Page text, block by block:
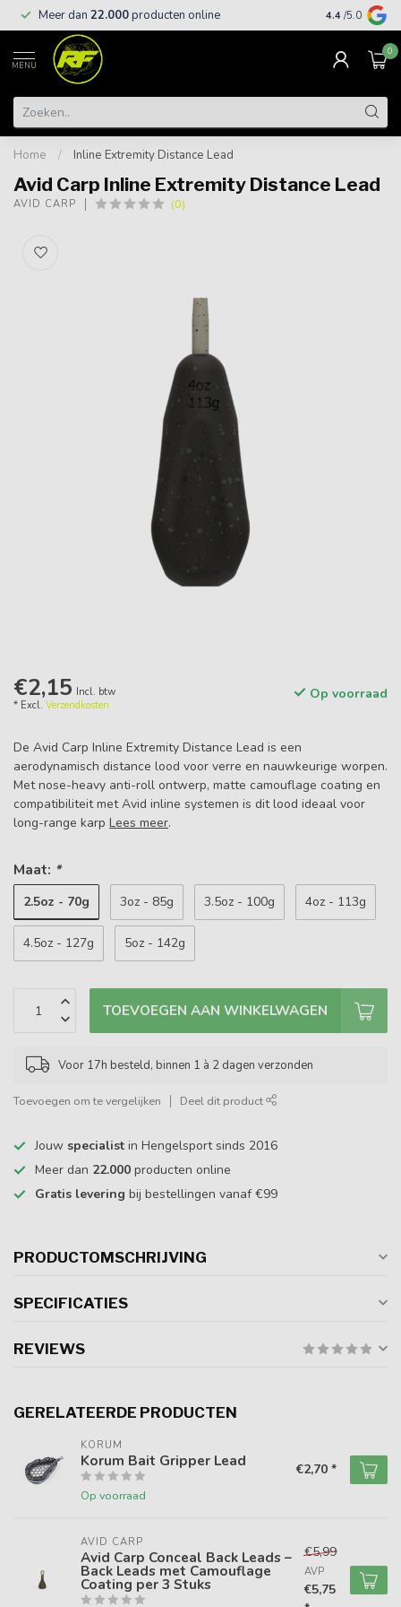
Meer dan 22.000producten online Gratis
4.4 /5.0
MENU
0
Home / Inline Extremity Distance Lead
Avid Carp Inline Extremity Distance Lead
AVID CARP (0)
€2,15 Incl. btw
* Excl. Verzendkosten
Op voorraad
De Avid Carp Inline Extremity Distance Lead is een
aerodynamisch distance lood voor verre en nauwkeurige worpen.
Met nose-heavy anti-roll ontwerp, matte camouflage coating en
compatibiliteit met Avid inline systemen is dit lood ideaal voor
long-range karp Lees meer.
Maat: *
2.5oz - 70g 3oz - 85g 3.5oz - 100g 4oz - 113g
4.5oz - 127g 5oz - 142g
TOEVOEGEN AAN WINKELWAGEN
Voor 17h besteld, binnen 1 à 2 dagen verzonden
Toevoegen om te vergelijken Deel dit product
Jouw specialist in Hengelsport sinds 2016
Meer dan 22.000 producten online
Gratis levering bij bestellingen vanaf €99
PRODUCTOMSCHRIJVING
SPECIFICATIES
REVIEWS
GERELATEERDE PRODUCTEN
KORUM
Korum Bait Gripper Lead
Op voorraad
€2,70 *
AVID CARP
Avid Carp Conceal Back Leads –
Back Leads met Camouflage
Coating per 3 Stuks
€5,99
AVP
€5,75